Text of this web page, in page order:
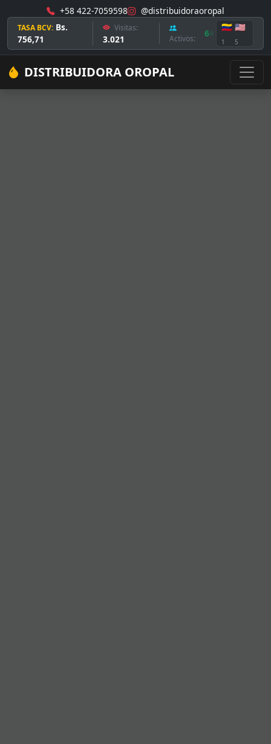
+58 422-7059598 @distribuidoraoropal
TASA BCV: Bs.
756,71
Visitas:
3.021 Activos: 6
🇻🇪
1
🇺🇸
5
DISTRIBUIDORA OROPAL